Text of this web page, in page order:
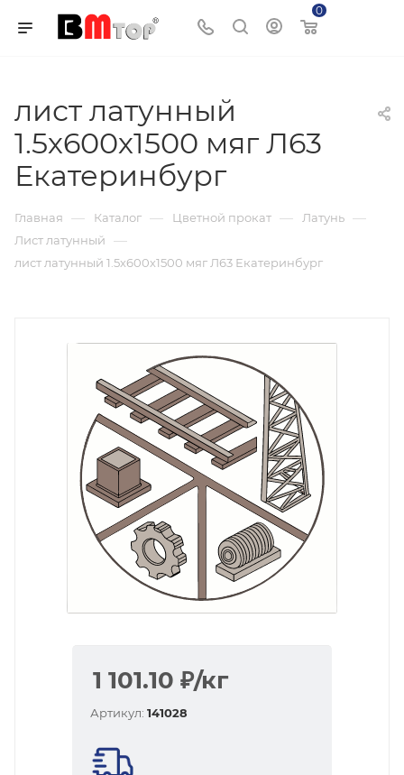
0
лист латунный
1.5х600х1500 мяг Л63
Екатеринбург
Главная — Каталог — Цветной прокат — Латунь —
Лист латунный —
лист латунный 1.5х600х1500 мяг Л63 Екатеринбург
1 101.10 ₽/кг
Артикул: 141028